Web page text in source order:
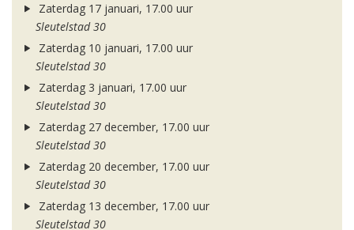
Zaterdag 17 januari, 17.00 uur
Sleutelstad 30
Zaterdag 10 januari, 17.00 uur
Sleutelstad 30
Zaterdag 3 januari, 17.00 uur
Sleutelstad 30
Zaterdag 27 december, 17.00 uur
Sleutelstad 30
Zaterdag 20 december, 17.00 uur
Sleutelstad 30
Zaterdag 13 december, 17.00 uur
Sleutelstad 30